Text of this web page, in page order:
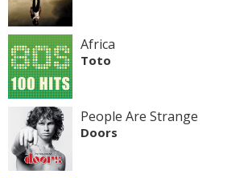
Africa
Toto
People Are Strange
Doors